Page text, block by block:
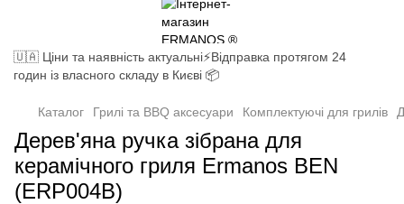
🇺🇦 Ціни та наявність актуальні⚡Відправка протягом 24
годин із власного складу в Києві 📦
Каталог Грилі та BBQ аксесуари Комплектуючі для грилів
Дерев'яна ручка зібрана для
керамічного гриля Ermanos BEN
(ERP004B)